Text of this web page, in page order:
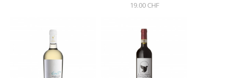
19.00 CHF